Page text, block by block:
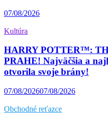
07/08/2026
Kultúra
HARRY POTTER™:
PRAHE! Najväčšia a
otvorila svoje brány!
07/08/202607/08/2026
Obchodné reťazce